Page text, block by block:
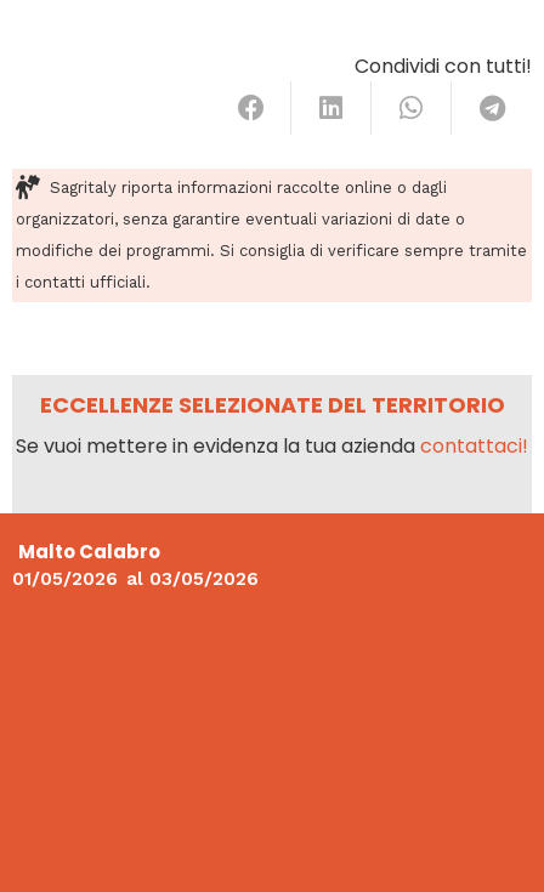
Condividi con tutti!
Sagritaly riporta informazioni raccolte online o dagli
organizzatori, senza garantire eventuali variazioni di date o
modifiche dei programmi. Si consiglia di verificare sempre tramite
i contatti ufficiali.
ECCELLENZE SELEZIONATE DEL TERRITORIO
Se vuoi mettere in evidenza la tua aziendacontattaci!
Malto Calabro
01/05/2026 al 03/05/2026